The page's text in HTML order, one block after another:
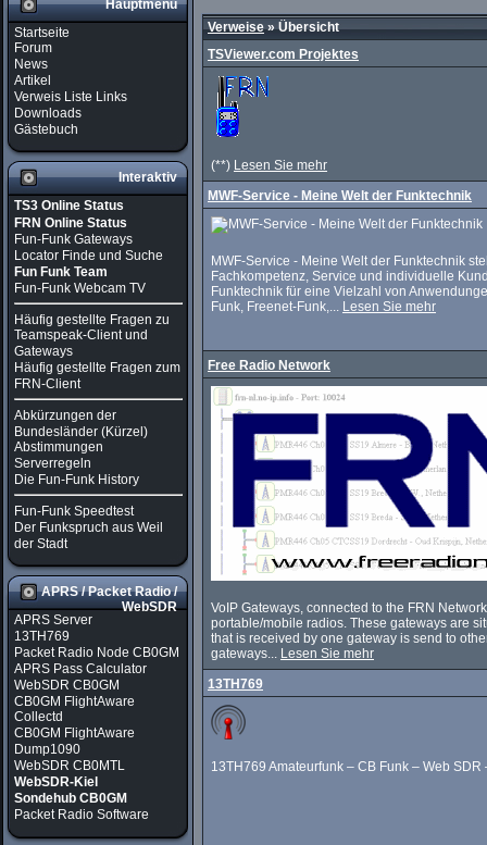
Hauptmenü
Startseite
Forum
News
Artikel
Verweis Liste Links
Downloads
Gästebuch
Interaktiv
TS3 Online Status
FRN Online Status
Fun-Funk Gateways
Locator Finde und Suche
Fun Funk Team
Fun-Funk Webcam TV
Häufig gestellte Fragen zu
Teamspeak-Client und
Gateways
Häufig gestellte Fragen zum
FRN-Client
Abkürzungen der
Bundesländer (Kürzel)
Abstimmungen
Serverregeln
Die Fun-Funk History
Fun-Funk Speedtest
Der Funkspruch aus Weil
der Stadt
APRS / Packet Radio /
WebSDR
APRS Server
13TH769
Packet Radio Node CB0GM
APRS Pass Calculator
WebSDR CB0GM
CB0GM FlightAware
Collectd
CB0GM FlightAware
Dump1090
WebSDR CB0MTL
WebSDR-Kiel
Sondehub CB0GM
Packet Radio Software
Verweise» Übersicht
TSViewer.com Projektes
(**) Lesen Sie mehr
MWF-Service - Meine Welt der Funktechnik
MWF-Service - Meine Welt der Funktechnik
Fachkompetenz, Service und individuelle
Funktechnik für eine Vielzahl von
Funk, Freenet-Funk,... Lesen Sie mehr
Free Radio Network
VoIP Gateways, connected to the FRN
portable/mobile radios. These gateways are
that is received by one gateway is send to
gateways... Lesen Sie mehr
13TH769
13TH769 Amateurfunk – CB Funk – Web